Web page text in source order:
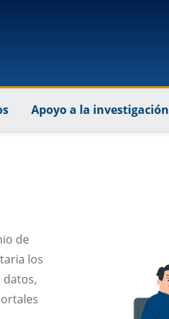
Apoyo a la investigación
de
los
datos,